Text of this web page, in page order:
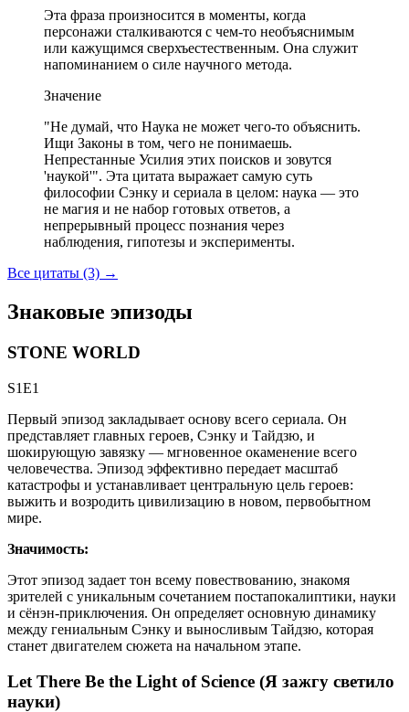
Эта фраза произносится в моменты, когда
персонажи сталкиваются с чем-то необъяснимым
или кажущимся сверхъестественным. Она служит
напоминанием о силе научного метода.
Значение
"Не думай, что Наука не может чего-то объяснить.
Ищи Законы в том, чего не понимаешь.
Непрестанные Усилия этих поисков и зовутся
'наукой'". Эта цитата выражает самую суть
философии Сэнку и сериала в целом: наука — это
не магия и не набор готовых ответов, а
непрерывный процесс познания через
наблюдения, гипотезы и эксперименты.
Все цитаты (3) →
Знаковые эпизоды
STONE WORLD
S1E1
Первый эпизод закладывает основу всего сериала. Он
представляет главных героев, Сэнку и Тайдзю, и
шокирующую завязку — мгновенное окаменение всего
человечества. Эпизод эффективно передает масштаб
катастрофы и устанавливает центральную цель героев:
выжить и возродить цивилизацию в новом, первобытном
мире.
Значимость:
Этот эпизод задает тон всему повествованию, знакомя
зрителей с уникальным сочетанием постапокалиптики, науки
и сёнэн-приключения. Он определяет основную динамику
между гениальным Сэнку и выносливым Тайдзю, которая
станет двигателем сюжета на начальном этапе.
Let There Be the Light of Science (Я зажгу светило
науки)